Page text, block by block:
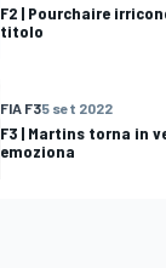
F2 | Pourchaire
titolo
FIA F35 set 2022
F3 | Martins torna in
emoziona